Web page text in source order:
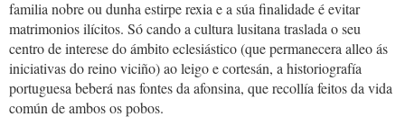
familia nobre ou dunha estirpe rexia e a súa finalidade é evitar
matrimonios ilícitos. Só cando a cultura lusitana traslada o seu
centro de interese do ámbito eclesiástico (que permanecera alleo ás
iniciativas do reino viciño) ao leigo e cortesán, a historiografía
portuguesa beberá nas fontes da afonsina, que recollía feitos da vida
común de ambos os pobos.